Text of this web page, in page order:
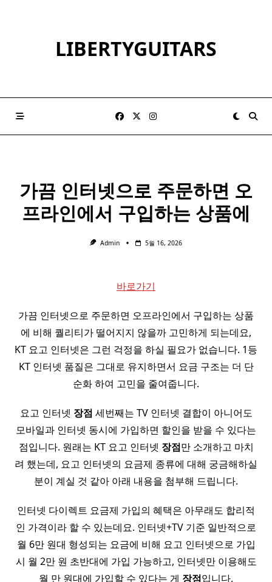
LIBERTYGUITARS
가끔 인터넷으로 주문하면 오
프라인에서 구입하는 상품에
Admin 5월 16, 2026
바로가기
가끔 인터넷으로 주문하면 오프라인에서 구입하는 상품
에 비해 퀄리티가 떨어지지 않을까 고민하게 되는데요,
KT 요고 인터넷은 그런 걱정을 하실 필요가 없습니다. 1등
KT 인터넷 품질은 그대로 유지하면서 요금 구조는 더 단
순화 하여 고민을 줄여줍니다.
요고 인터넷 장점 세번째는 TV 인터넷 결합이 아니어도
모바일과 인터넷 동시에 가입하면 할인을 받을 수 있다는
점입니다. 원래는 KT 요고 인터넷 장점만 소개하고 마치
려 했는데, 요고 인터넷의 요금제 종류에 대해 궁금해하실
분이 계실 것 같아 아래 내용을 첨부해 드립니다.
인터넷 다이렉트 요금제 가입의 혜택은 아무래도 합리적
인 가격이라 할 수 있는데요. 인터넷+TV 기준 일반적으로
월 6만 원대 형성되는 요금에 비해 요고 인터넷으로 가입
시 월 2만 원 초반대에 가입 가능하고, 인터넷만 이용해도
월 만 원대에 가입할 수 있다는 게 장점입니다.